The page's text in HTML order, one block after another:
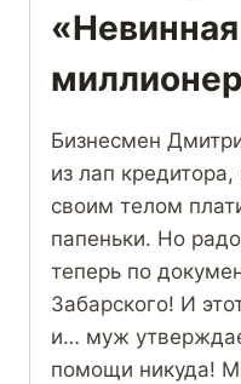
Бизнесмен
из лап
своим телом
папеньки. Но
теперь по
Забарского! И
и… муж
помощи никуда!